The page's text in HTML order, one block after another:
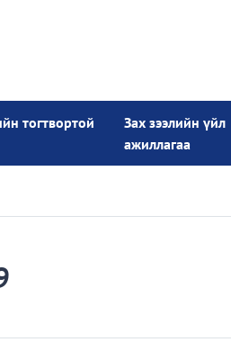
тогтвортой
Зах зээлийн үйл
ажиллагаа